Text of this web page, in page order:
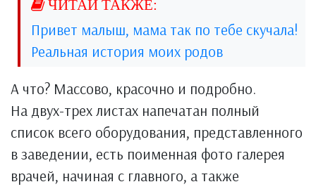
Привет малыш, мама так по тебе скучала!
Реальная история моих родов
А что? Массово, красочно и подробно.
На двух-трех листах напечатан полный
список всего оборудования, представленного
в заведении, есть поименная фото галерея
врачей, начиная с главного, а также